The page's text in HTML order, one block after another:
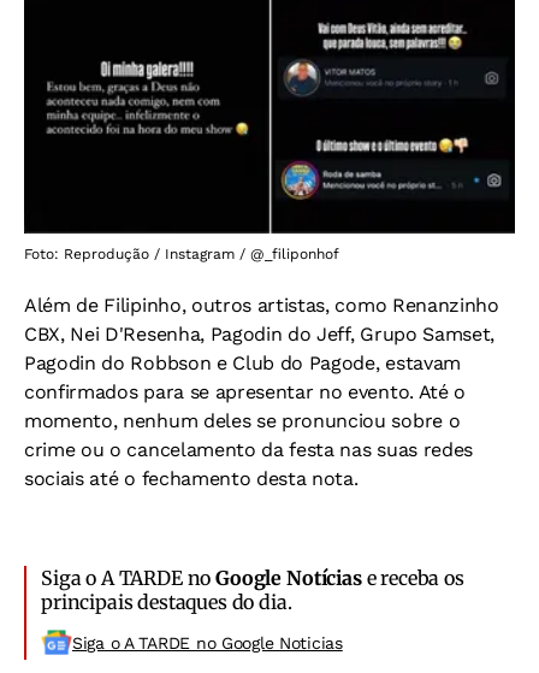
Foto: Reprodução / Instagram / @_filiponhof
Além de Filipinho, outros artistas, como Renanzinho
CBX, Nei D'Resenha, Pagodin do Jeff, Grupo Samset,
Pagodin do Robbson e Club do Pagode, estavam
confirmados para se apresentar no evento. Até o
momento, nenhum deles se pronunciou sobre o
crime ou o cancelamento da festa nas suas redes
sociais até o fechamento desta nota.
Siga o A TARDE noGoogle Notíciase receba os
principais destaques do dia.
Siga o A TARDE no Google Noticias